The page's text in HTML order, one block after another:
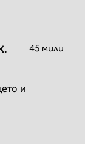
45 мили
и